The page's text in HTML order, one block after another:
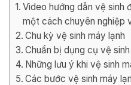
Video hướng dẫn vệ sinh
một cách chuyên nghiệp
Chu kỳ vệ sinh máy lạnh
Chuẩn bị dụng cụ vệ
Những lưu ý khi vệ sinh
Các bước vệ sinh máy